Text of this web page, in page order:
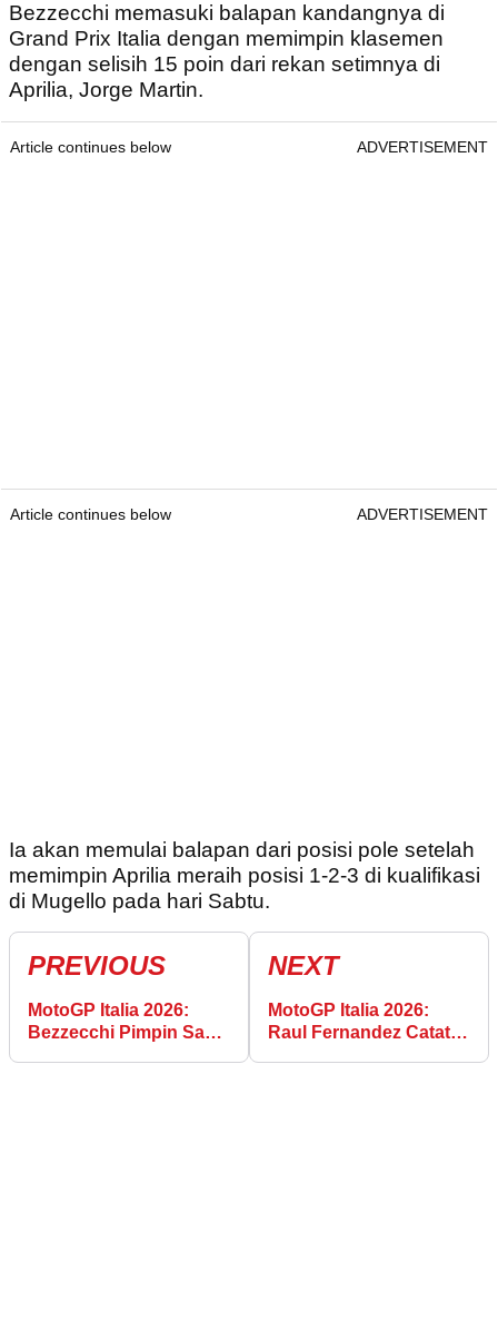
Bezzecchi memasuki balapan kandangnya di
Grand Prix Italia dengan memimpin klasemen
dengan selisih 15 poin dari rekan setimnya di
Aprilia, Jorge Martin.
Article continues below ADVERTISEMENT
Article continues below ADVERTISEMENT
Ia akan memulai balapan dari posisi pole setelah
memimpin Aprilia meraih posisi 1-2-3 di kualifikasi
di Mugello pada hari Sabtu.
PREVIOUS
MotoGP Italia 2026:
Bezzecchi Pimpin Sapu
NEXT
MotoGP Italia 2026:
Raul Fernandez Catat